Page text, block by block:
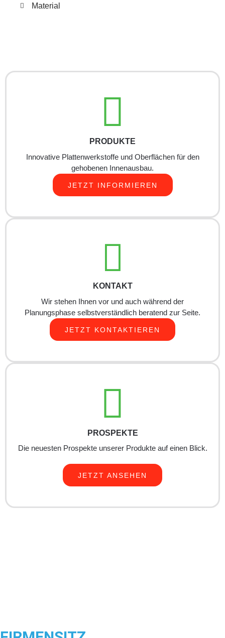
Material
PRODUKTE
Innovative Plattenwerkstoffe und Oberflächen für den
gehobenen Innenausbau.
JETZT INFORMIEREN
KONTAKT
Wir stehen Ihnen vor und auch während der
Planungsphase selbstverständlich beratend zur Seite.
JETZT KONTAKTIEREN
PROSPEKTE
Die neuesten Prospekte unserer Produkte auf einen Blick.
JETZT ANSEHEN